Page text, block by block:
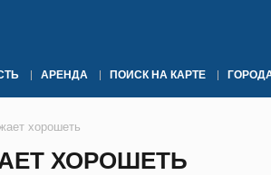
АРЕНДА ПОИСК НА КАРТЕ
хорошеть
ХОРОШЕТЬ